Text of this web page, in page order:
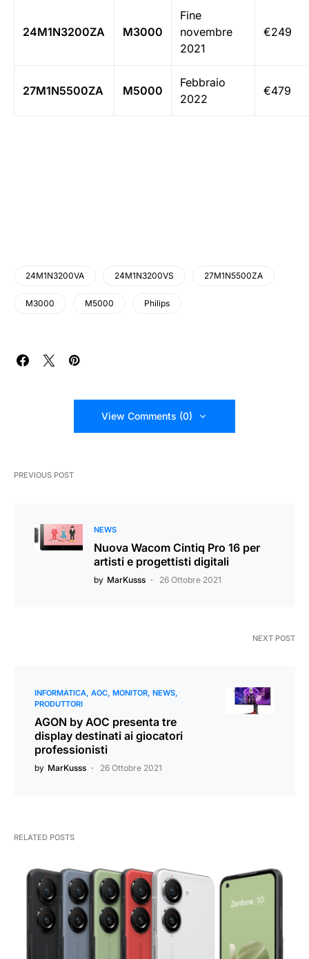
24M1N3200ZA M3000
Fine
novembre
2021
€249
27M1N5500ZA M5000
Febbraio
2022
€479
24M1N3200VA 24M1N3200VS 27M1N5500ZA
M3000 M5000 Philips
View Comments (0)
PREVIOUS POST
NEWS
Nuova Wacom Cintiq Pro 16 per
artisti e progettisti digitali
by MarKusss 26 Ottobre 2021
NEXT POST
INFORMATICA AOC MONITOR NEWS
PRODUTTORI
AGON by AOC presenta tre
display destinati ai giocatori
professionisti
by MarKusss 26 Ottobre 2021
RELATED POSTS